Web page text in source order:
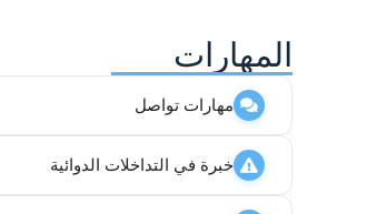
المهارات
مهارات تواصل
خبرة في التداخلات الدوائية